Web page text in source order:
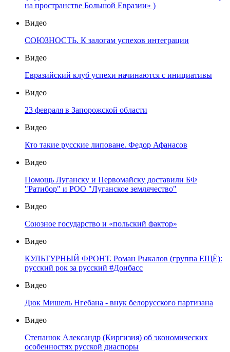
на пространстве Большой Евразии» )
Видео
СОЮЗНОСТЬ. К залогам успехов интеграции
Видео
Евразийский клуб успехи начинаются с инициативы
Видео
23 февраля в Запорожской области
Видео
Кто такие русские липоване. Федор Афанасов
Видео
Помощь Луганску и Первомайску доставили БФ
"Ратибор" и РОО "Луганское землячество"
Видео
Союзное государство и «польский фактор»
Видео
КУЛЬТУРНЫЙ ФРОНТ. Роман Рыкалов (группа ЕЩЁ):
русский рок за русский #Донбасс
Видео
Дюк Мишель Нгебана - внук белорусского партизана
Видео
Степанюк Александр (Киргизия) об экономических
особенностях русской диаспоры